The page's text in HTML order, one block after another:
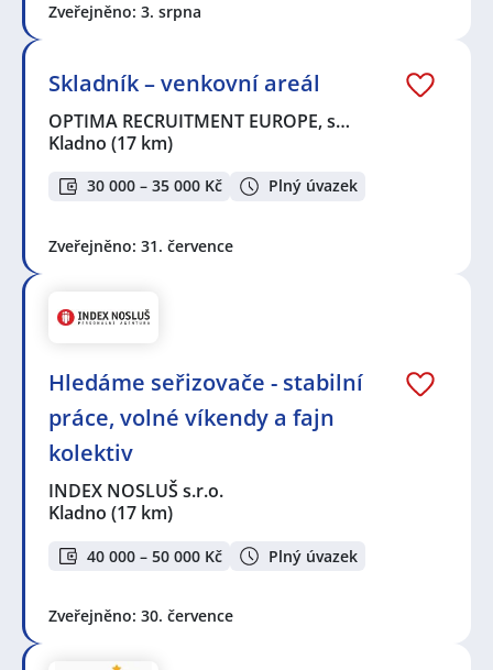
Zveřejněno: 3. srpna
Skladník – venkovní areál
OPTIMA RECRUITMENT EUROPE, s…
Kladno (17 km)
30 000 – 35 000 Kč Plný úvazek
Zveřejněno: 31. července
Hledáme seřizovače - stabilní
práce, volné víkendy a fajn
kolektiv
INDEX NOSLUŠ s.r.o.
Kladno (17 km)
40 000 – 50 000 Kč Plný úvazek
Zveřejněno: 30. července